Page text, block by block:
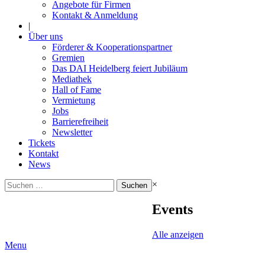
Angebote für Firmen
Kontakt & Anmeldung
|
Über uns
Förderer & Kooperationspartner
Gremien
Das DAI Heidelberg feiert Jubiläum
Mediathek
Hall of Fame
Vermietung
Jobs
Barrierefreiheit
Newsletter
Tickets
Kontakt
News
Suchen
nach:
×
Events
Alle anzeigen
Menu